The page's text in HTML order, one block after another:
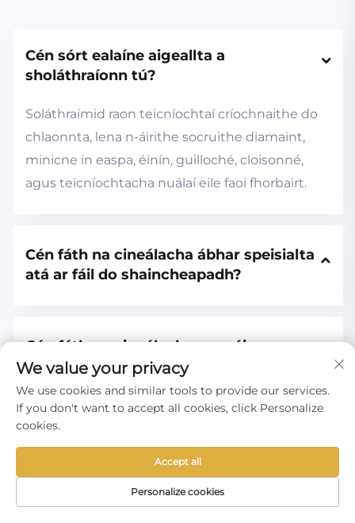
Cén sórt ealaíne aigeallta a
sholáthraíonn tú?
Soláthraímid raon teicníochtaí críochnaithe do
chlaonnta, lena n-áirithe socruithe diamaint,
minicne in easpa, éinín, guilloché, cloisonné,
agus teicníochtacha nuálaí eile faoi fhorbairt.
Cén fáth na cineálacha ábhar speisialta
atá ar fáil do shaincheapadh?
Cén fáth na cineálacha cnapáin
uaireadóirí a thairgeann sibh?
LEATHANACH
RÍOMHPHOST TEILEAFÓN
We value your privacy
We use cookies and similar tools to provide our services.
If you don't want to accept all cookies, click Personalize
cookies.
Personalize cookies
Accept all